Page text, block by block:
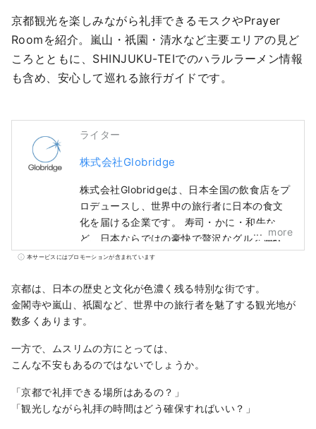
京都観光を楽しみながら礼拝できるモスクやPrayer
Roomを紹介。嵐山・祇園・清水など主要エリアの見ど
ころとともに、SHINJUKU-TEIでのハラルラーメン情報
も含め、安心して巡れる旅行ガイドです。
ライター
株式会社Globridge
株式会社Globridgeは、日本全国の飲食店をプ
ロデュースし、世界中の旅行者に日本の食文
化を届ける企業です。 寿司・かに・和牛な
ど、日本ならではの豪快で贅沢なグルメ体験
を、多くの方に安心して楽しんでいただける
た店舗運営を行っています。 このアカウント
では、Globridgeが手がけるレストラン情報
や、訪日旅行者におすすめのグルメ体験をご
世界の皆さまに発信していきます。
more
本サービスにはプロモーションが含まれています
京都は、日本の歴史と文化が色濃く残る特別な街です。
金閣寺や嵐山、祇園など、世界中の旅行者を魅了する観光地が
数多くあります。
一方で、ムスリムの方にとっては、
こんな不安もあるのではないでしょうか。
「京都で礼拝できる場所はあるの？」
「観光しながら礼拝の時間はどう確保すればいい？」